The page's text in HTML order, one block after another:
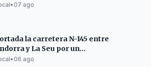
Seu d'Urgell
• 07 ago
la carretera N-145 entre
y La Seu por un
• 06 ago